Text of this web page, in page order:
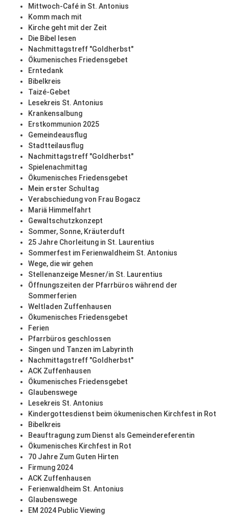
Mittwoch-Café in St. Antonius
Komm mach mit
Kirche geht mit der Zeit
Die Bibel lesen
Nachmittagstreff "Goldherbst"
Ökumenisches Friedensgebet
Erntedank
Bibelkreis
Taizé-Gebet
Lesekreis St. Antonius
Krankensalbung
Erstkommunion 2025
Gemeindeausflug
Stadtteilausflug
Nachmittagstreff "Goldherbst"
Spielenachmittag
Ökumenisches Friedensgebet
Mein erster Schultag
Verabschiedung von Frau Bogacz
Mariä Himmelfahrt
Gewaltschutzkonzept
Sommer, Sonne, Kräuterduft
25 Jahre Chorleitung in St. Laurentius
Sommerfest im Ferienwaldheim St. Antonius
Wege, die wir gehen
Stellenanzeige Mesner/in St. Laurentius
Öffnungszeiten der Pfarrbüros während der
Sommerferien
Weltladen Zuffenhausen
Ökumenisches Friedensgebet
Ferien
Pfarrbüros geschlossen
Singen und Tanzen im Labyrinth
Nachmittagstreff "Goldherbst"
ACK Zuffenhausen
Ökumenisches Friedensgebet
Glaubenswege
Lesekreis St. Antonius
Kindergottesdienst beim ökumenischen Kirchfest in Rot
Bibelkreis
Beauftragung zum Dienst als Gemeindereferentin
Ökumenisches Kirchfest in Rot
70 Jahre Zum Guten Hirten
Firmung 2024
ACK Zuffenhausen
Ferienwaldheim St. Antonius
Glaubenswege
EM 2024 Public Viewing